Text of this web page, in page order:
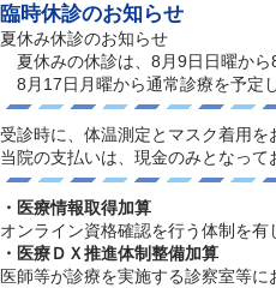
臨時休診のお知らせ
夏休み休診のお知らせ
夏休みの休診は、8月9日日曜から
8月17日月曜から通常診療を予定
受診時に、体温測定とマスク着用を
当院の支払いは、現金のみとなって
・医療情報取得加算
オンライン資格確認を行う体制を
・医療ＤＸ推進体制整備加算
医師等が診療を実施する診察室等